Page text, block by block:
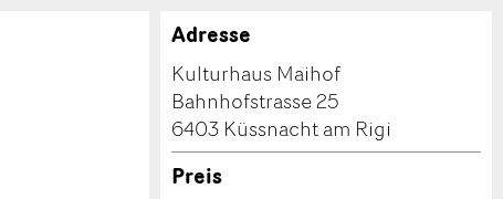
Adresse
Kulturhaus Maihof
Bahnhofstrasse 25
6403 Küssnacht am Rigi
Preis